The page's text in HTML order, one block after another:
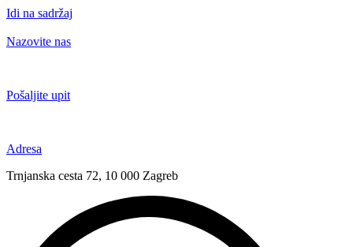
Idi na sadržaj
Nazovite nas
Pošaljite upit
Adresa
Trnjanska cesta 72, 10 000 Zagreb